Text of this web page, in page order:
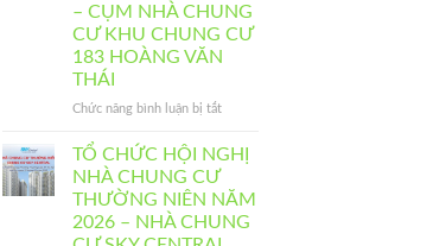
– CỤM NHÀ CHUNG
CƯ KHU CHUNG CƯ
183 HOÀNG VĂN
THÁI
Chức năng bình luận bị tắtở
CHỨC
HỘI
NGHỊ
NHÀ
CHUNG
TỔ CHỨC HỘI NGHỊ
NHÀ CHUNG CƯ
THƯỜNG NIÊN NĂM
2026 – NHÀ CHUNG